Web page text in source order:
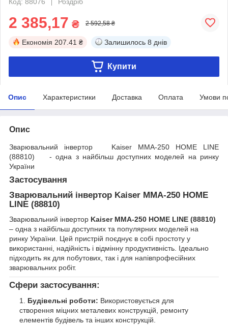
2 385,17 ₴ 2 592,58 ₴
Економія 207.41 ₴ Залишилось 8 днів
Купити
Опис Характеристики Доставка Оплата Умови
Опис
Зварювальний інвертор Kaiser MMA-250 HOME LINE
(88810) - одна з найбільш доступних моделей на ринку
України
Застосування
Зварювальний інвертор Kaiser MMA-250 HOME
LINE (88810)
Зварювальний інвертор Kaiser MMA-250 HOME LINE (88810)
– одна з найбільш доступних та популярних моделей на
ринку України. Цей пристрій поєднує в собі простоту у
використанні, надійність і відмінну продуктивність. Ідеально
підходить як для побутових, так і для напівпрофесійних
зварювальних робіт.
Сфери застосування:
Будівельні роботи: Використовується для
створення міцних металевих конструкцій, ремонту
елементів будівель та інших конструкцій.